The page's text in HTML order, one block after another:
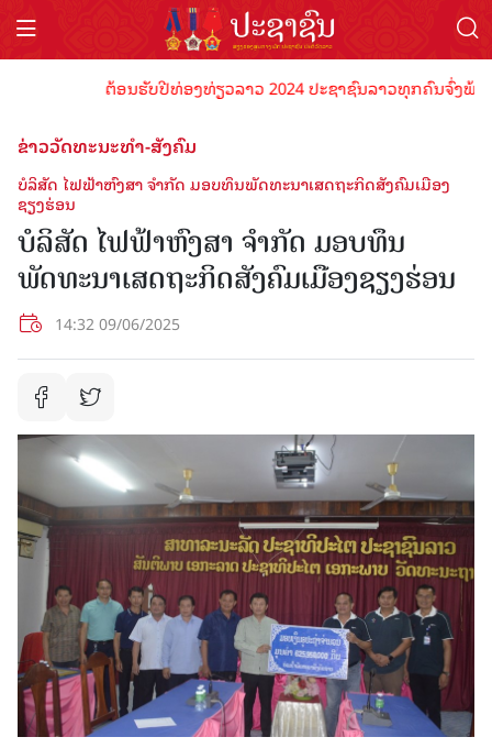
ຕ້ອນຮັບປີທ່ອງທ່ຽວລາວ 2024 ປະຊາຊົນລາວທຸກຄົນຈົ່ງພ້ອ
ຂ່າວວັດທະນະທຳ-ສັງຄົມ
ບໍລິສັດ ໄຟຟ້າຫົງສາ ຈຳກັດ ມອບທຶນພັດທະນາເສດຖະກິດສັງຄົມເມືອງ
ຊຽງຮ່ອນ
ບໍລິສັດ ໄຟຟ້າຫົງສາ ຈຳກັດ ມອບທຶນ
ພັດທະນາເສດຖະກິດສັງຄົມເມືອງຊຽງຮ່ອນ
14:32 09/06/2025